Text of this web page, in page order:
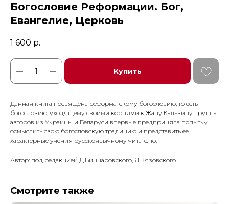
Богословие Реформации. Бог,
Евангелие, Церковь
1 600 р.
Купить
Данная книга посвящена реформатскому богословию, то есть
богословию, уходящему своими корнями к Жану Кальвину. Группа
авторов из Украины и Бе­ларуси впервые предприняла попытку
осмыслить свою богословскую традицию и представить ее
характерные учения русскоязычному читателю.
Автор: под редакцией Д.Бинцаровского, Я.Вязовского
Смотрите также